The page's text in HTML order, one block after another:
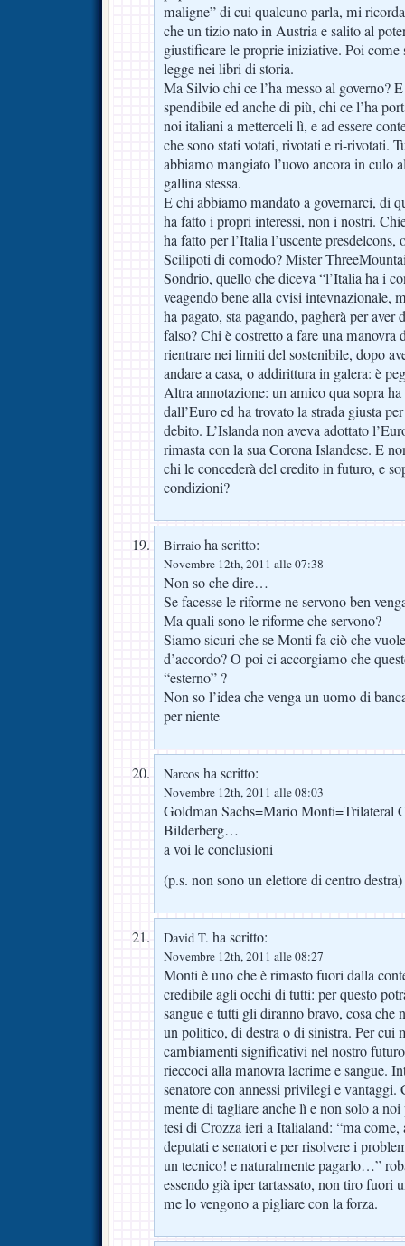
maligne” di cui qualcuno parla, mi
che un tizio nato in Austria e salito al
giustificare le proprie iniziative. Poi come
legge nei libri di storia.
Ma Silvio chi ce l’ha messo al governo?
spendibile ed anche di più, chi ce l’ha
noi italiani a metterceli lì, e ad essere
che sono stati votati, rivotati e ri-rivotati.
abbiamo mangiato l’uovo ancora in culo
gallina stessa.
E chi abbiamo mandato a governarci, di
ha fatto i propri interessi, non i nostri.
ha fatto per l’Italia l’uscente
Scilipoti di comodo? Mister
Sondrio, quello che diceva “l’Italia ha i
veagendo bene alla cvisi intevnazionale,
ha pagato, sta pagando, pagherà per aver
falso? Chi è costretto a fare una
rientrare nei limiti del sostenibile, dopo
andare a casa, o addirittura in galera: è
Altra annotazione: un amico qua sopra
dall’Euro ed ha trovato la strada giusta
debito. L’Islanda non aveva adottato
rimasta con la sua Corona Islandese. E
chi le concederà del credito in futuro, e
condizioni?
Birraio ha scritto:
Novembre 12th, 2011 alle 07:38
Non so che dire…
Se facesse le riforme ne servono ben
Ma quali sono le riforme che servono?
Siamo sicuri che se Monti fa ciò che
d’accordo? O poi ci accorgiamo che
“esterno” ?
Non so l’idea che venga un uomo di
per niente
Narcos ha scritto:
Novembre 12th, 2011 alle 08:03
Goldman Sachs=Mario Monti=Trilateral
Bilderberg…
a voi le conclusioni
(p.s. non sono un elettore di centro destra)
David T. ha scritto:
Novembre 12th, 2011 alle 08:27
Monti è uno che è rimasto fuori dalla
credibile agli occhi di tutti: per questo
sangue e tutti gli diranno bravo, cosa che
un politico, di destra o di sinistra. Per cui
cambiamenti significativi nel nostro
rieccoci alla manovra lacrime e sangue.
senatore con annessi privilegi e vantaggi.
mente di tagliare anche lì e non solo a
tesi di Crozza ieri a Italialand: “ma
deputati e senatori e per risolvere i
un tecnico! e naturalmente pagarlo…”
essendo già iper tartassato, non tiro fuori
me lo vengono a pigliare con la forza.